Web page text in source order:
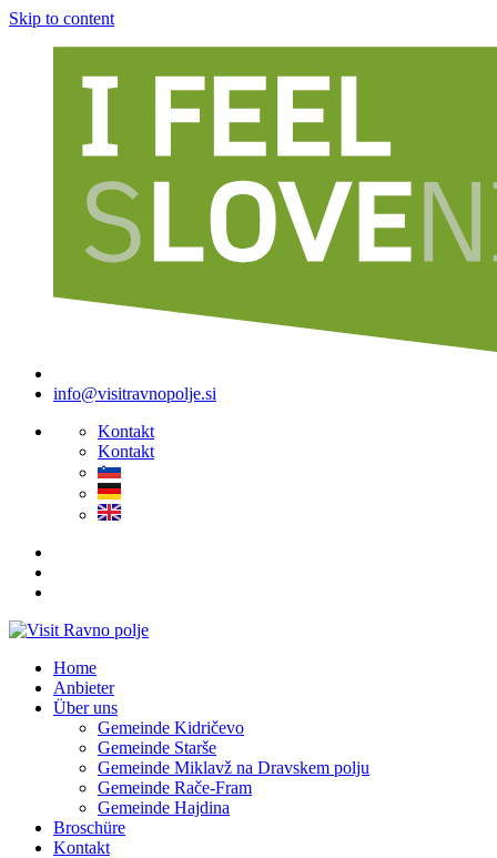
Skip to content
info@visitravnopolje.si
Kontakt
Kontakt
Home
Anbieter
Über uns
Gemeinde Kidričevo
Gemeinde Starše
Gemeinde Miklavž na Dravskem polju
Gemeinde Rače-Fram
Gemeinde Hajdina
Broschüre
Kontakt